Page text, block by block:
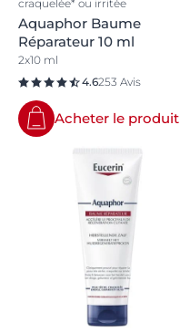
craquelée* ou irritée
Aquaphor Baume
Réparateur 10 ml
2x10 ml
4.6253 Avis
Acheter le produit